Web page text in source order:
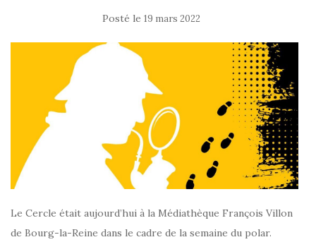
Posté le 19 mars 2022
Le Cercle était aujourd’hui à la Médiathèque François Villon
de Bourg-la-Reine dans le cadre de la semaine du polar.